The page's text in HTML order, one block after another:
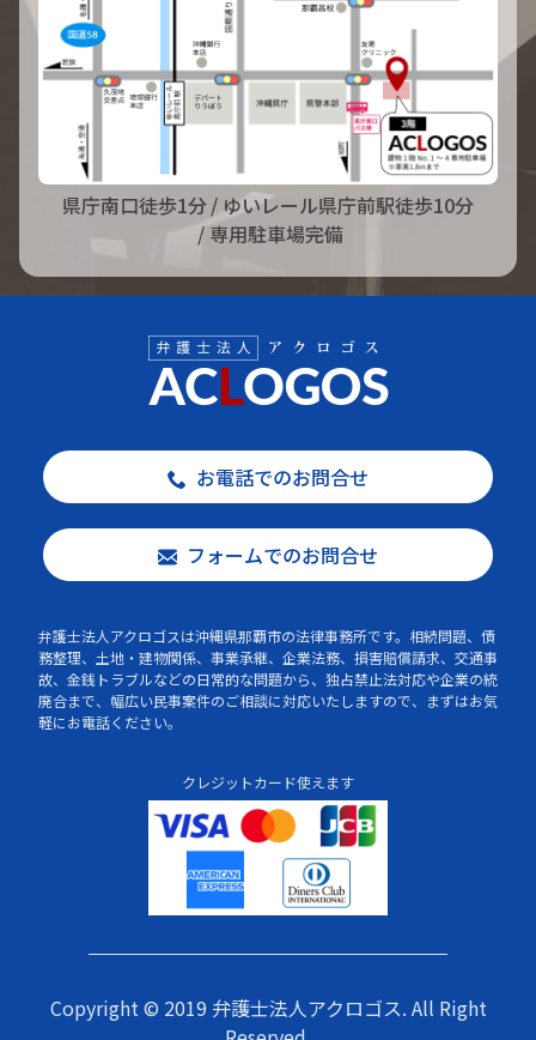
県庁南口徒歩1分/ ゆいレール県庁前駅徒歩10分
/ 専用駐車場完備
お電話でのお問合せ
フォームでのお問合せ
弁護士法人アクロゴスは沖縄県那覇市の法律事務所です。相続問題、債
務整理、土地・建物関係、事業承継、企業法務、損害賠償請求、交通事
故、金銭トラブルなどの日常的な問題から、独占禁止法対応や企業の統
廃合まで、幅広い民事案件のご相談に対応いたしますので、まずはお気
軽にお電話ください。
クレジットカード使えます
Copyright © 2019 弁護士法人アクロゴス. All Right